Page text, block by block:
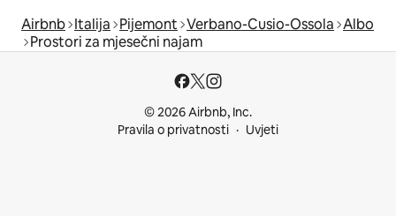
Airbnb Italija Pijemont Verbano-Cusio-Ossola Albo
Prostori za mjesečni najam
© 2026 Airbnb, Inc.
Pravila o privatnosti
Uvjeti